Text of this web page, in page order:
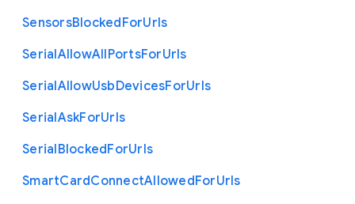
SensorsBlockedForUrls
SerialAllowAllPortsForUrls
SerialAllowUsbDevicesForUrls
SerialAskForUrls
SerialBlockedForUrls
SmartCardConnectAllowedForUrls